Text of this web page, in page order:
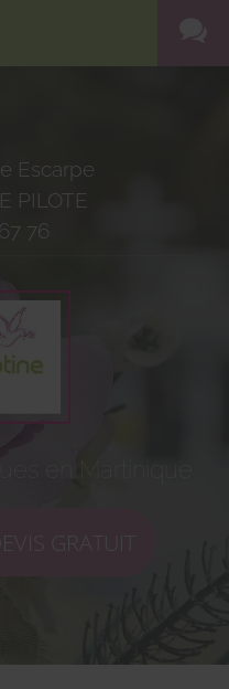
Escarpe
PILOTE
76
en Martinique